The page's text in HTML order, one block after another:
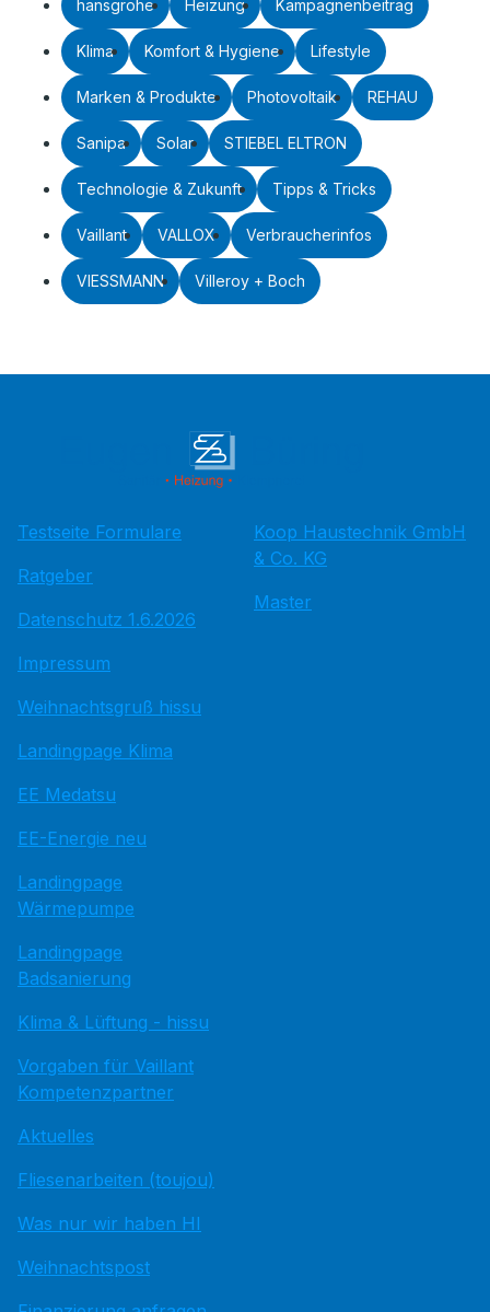
hansgrohe Heizung Kampagnenbeitrag
Klima Komfort & Hygiene Lifestyle
Marken & Produkte Photovoltaik REHAU
Sanipa Solar STIEBEL ELTRON
Technologie & Zukunft Tipps & Tricks
Vaillant VALLOX Verbraucherinfos
VIESSMANN Villeroy + Boch
Testseite Formulare
Ratgeber
Datenschutz 1.6.2026
Impressum
Weihnachtsgruß hissu
Landingpage Klima
EE Medatsu
EE-Energie neu
Landingpage
Wärmepumpe
Landingpage
Badsanierung
Klima & Lüftung - hissu
Vorgaben für Vaillant
Kompetenzpartner
Aktuelles
Fliesenarbeiten (toujou)
Was nur wir haben HI
Weihnachtspost
Koop Haustechnik GmbH
& Co. KG
Master